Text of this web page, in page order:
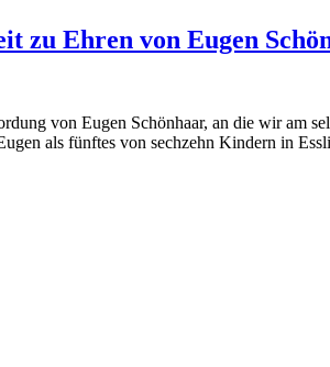
zu Ehren von Eugen
von Eugen Schönhaar, an die wir am
als fünftes von sechzehn Kindern in